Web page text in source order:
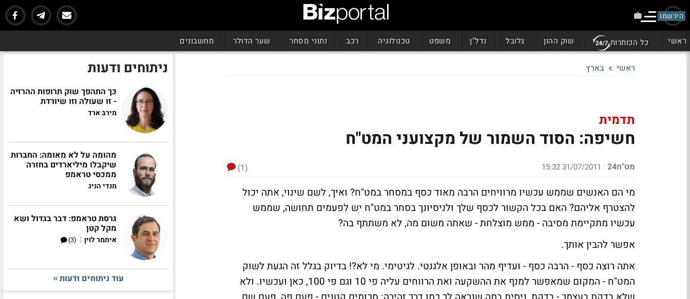
הירשמו
ראשי כל הכותרות שוק ההון גלובל נדל"ן משפט טכנולוגיה רכב נתוני מסחר שער הדולר מחשבונים
ראשי בארץ
תדמית
חשיפה: הסוד השמור של מקצועני המט"ח
מט"ח24 |
31/07/2011 15:32
(1)
מי הם האנשים שממש עכשיו מרוויחים הרבה מאוד כסף במסחר במט"ח? ואיך, לשם שינוי, אתה יכול
להצטרף אליהם? האם בכל הקשור לכסף שלך ולניסיונך בסחר במט"ח יש לפעמים תחושה, שממש
עכשיו מתקיימת מסיבה - ממש מוצלחת - שאתה משום מה, לא משתתף בה?
אפשר להבין אותך.
אתה רוצה כסף - הרבה כסף - ועדיף מהר ובאופן אלגנטי. לגיטימי. מי לא?! בדיוק בגלל זה הגעת לשוק
המט"ח - המקום שמאפשר למנף את ההשקעה ואת הרווחים עליה פי 10 וגם פי 100, כאן ועכשיו. ולא
ניתוחים ודעות
כך התהפך שוק תרופות ההרזיה
- זו שעולה וזו שיורדת
מירב ארד
מהומה על לא מאומה: החברות
שיקבלו מיליארדים בחזרה
ממכסי טראמפ
מנדי הניג
גרסת טראמפ: דבר בגדול ושא
מקל קטן
איתמר לוין |
(3)
עוד ניתוחים ודעות